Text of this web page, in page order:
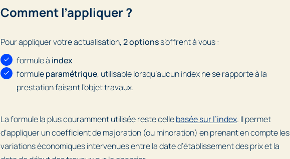
Comment l’appliquer ?
Pour appliquer votre actualisation,2 optionss’offrent à vous :
formule à index
formuleparamétrique, utilisable lorsqu’aucun index ne se rapporte à la
prestation faisant l’objet travaux.
La formule la plus couramment utilisée reste cellebasée sur l’index. Il permet
d’appliquer un coefficient de majoration (ou minoration) en prenant en compte les
variations économiques intervenues entre la date d’établissement des prix et la